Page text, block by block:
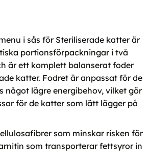
i sås för Steriliserade katter är
portionsförpackningar i två
är ett komplett balanserat foder
katter. Fodret är anpassat för de
något lägre energibehov, vilket gör
för de katter som lätt lägger på
som minskar risken för
som transporterar fettsyror in